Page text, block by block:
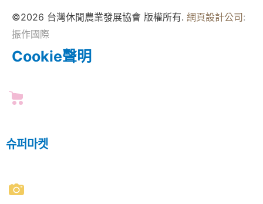
©2026 台灣休閒農業發展協會 版權所有. 網頁設計公司:
振作國際
Cookie聲明
슈퍼마켓